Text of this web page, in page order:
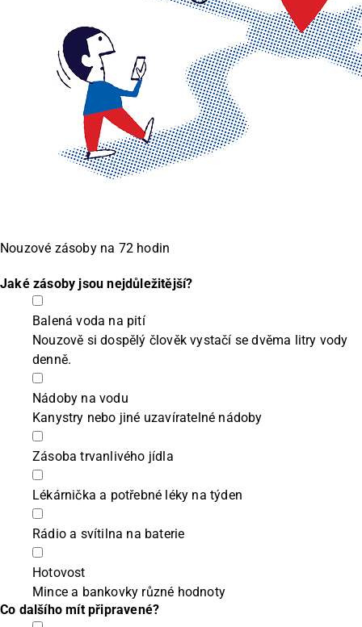
Nouzové zásoby na 72 hodin
Jaké zásoby jsou nejdůležitější?
Balená voda na pití
Nouzově si dospělý člověk vystačí se dvěma litry vody
denně.
Nádoby na vodu
Kanystry nebo jiné uzavíratelné nádoby
Zásoba trvanlivého jídla
Lékárnička a potřebné léky na týden
Rádio a svítilna na baterie
Hotovost
Mince a bankovky různé hodnoty
Co dalšího mít připravené?